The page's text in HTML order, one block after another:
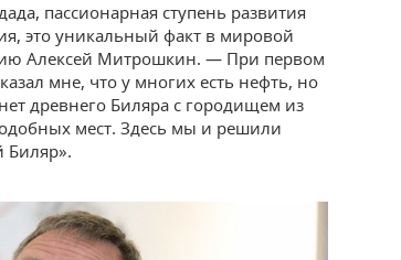
пассионарная ступень развития
это уникальный факт в мировой
Алексей Митрошкин. — При первом
мне, что у многих есть нефть, но
древнего Биляра с городищем из
мест. Здесь мы и решили
Биляр».